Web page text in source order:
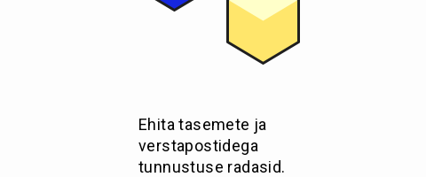
Ehita tasemete ja
verstapostidega
tunnustuse radasid.